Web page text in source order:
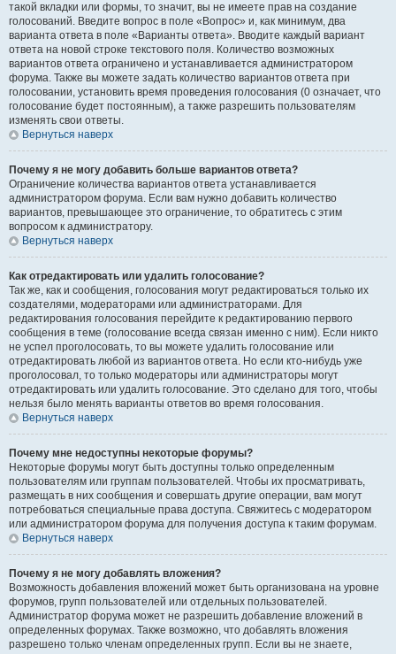
такой вкладки или формы, то значит, вы не имеете прав на создание
голосований. Введите вопрос в поле «Вопрос» и, как минимум, два
варианта ответа в поле «Варианты ответа». Вводите каждый вариант
ответа на новой строке текстового поля. Количество возможных
вариантов ответа ограничено и устанавливается администратором
форума. Также вы можете задать количество вариантов ответа при
голосовании, установить время проведения голосования (0 означает, что
голосование будет постоянным), а также разрешить пользователям
изменять свои ответы.
Вернуться наверх
Почему я не могу добавить больше вариантов ответа?
Ограничение количества вариантов ответа устанавливается
администратором форума. Если вам нужно добавить количество
вариантов, превышающее это ограничение, то обратитесь с этим
вопросом к администратору.
Вернуться наверх
Как отредактировать или удалить голосование?
Так же, как и сообщения, голосования могут редактироваться только их
создателями, модераторами или администраторами. Для
редактирования голосования перейдите к редактированию первого
сообщения в теме (голосование всегда связан именно с ним). Если никто
не успел проголосовать, то вы можете удалить голосование или
отредактировать любой из вариантов ответа. Но если кто-нибудь уже
проголосовал, то только модераторы или администраторы могут
отредактировать или удалить голосование. Это сделано для того, чтобы
нельзя было менять варианты ответов во время голосования.
Вернуться наверх
Почему мне недоступны некоторые форумы?
Некоторые форумы могут быть доступны только определенным
пользователям или группам пользователей. Чтобы их просматривать,
размещать в них сообщения и совершать другие операции, вам могут
потребоваться специальные права доступа. Свяжитесь с модератором
или администратором форума для получения доступа к таким форумам.
Вернуться наверх
Почему я не могу добавлять вложения?
Возможность добавления вложений может быть организована на уровне
форумов, групп пользователей или отдельных пользователей.
Администратор форума может не разрешить добавление вложений в
определенных форумах. Также возможно, что добавлять вложения
разрешено только членам определенных групп. Если вы не знаете,